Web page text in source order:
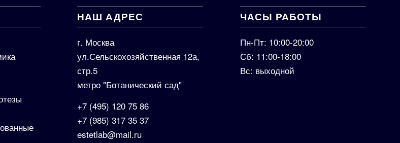
НАШ АДРЕС
г. Москва
ул.Сельскохозяйственная 12а,
стр.5
метро "Ботанический сад"
+7 (495) 120 75 86
+7 (985) 317 35 37
estetlab@mail.ru
ЧАСЫ РАБОТЫ
Пн-Пт: 10:00-20:00
Сб: 11:00-18:00
Вс: выходной